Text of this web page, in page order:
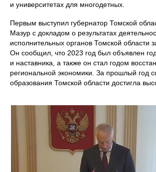
и университетах для многодетных.
Первым выступил губернатор Томской
Мазур с докладом о результатах
исполнительных органов Томской области
Он сообщил, что 2023 год был объявлен
и наставника, а также он стал годом
региональной экономики. За прошлый год
образования Томской области достигла